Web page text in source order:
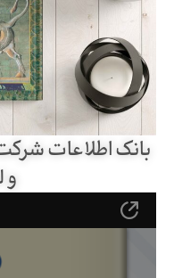
بانک اطلاعات